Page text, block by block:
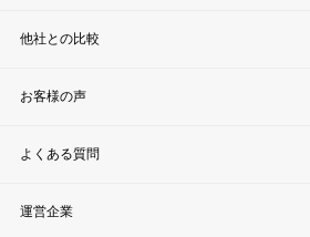
他社との比較
お客様の声
よくある質問
運営企業